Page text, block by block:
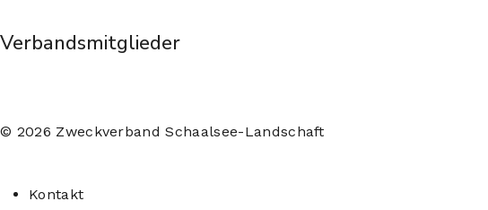
Verbandsmitglieder
© 2026 Zweckverband Schaalsee-Landschaft
Kontakt